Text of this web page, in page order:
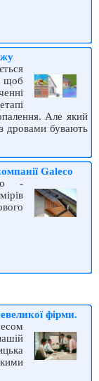
щоб
Але який
дровами бувають
Galeco
-
фірми.